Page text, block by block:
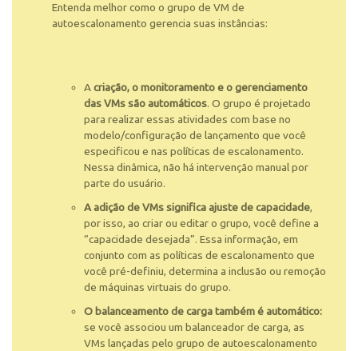
Entenda melhor como o grupo de VM de
autoescalonamento gerencia suas instâncias:
Acriação, o monitoramento e o gerenciamento
das VMs são automáticos. O grupo é projetado
para realizar essas atividades com base no
modelo/configuração de lançamento que você
especificou e nas políticas de escalonamento.
Nessa dinâmica, não há intervenção manual por
parte do usuário.
A adição de VMs significa ajuste de capacidade,
por isso, ao criar ou editar o grupo, você define a
“capacidade desejada”. Essa informação, em
conjunto com as políticas de escalonamento que
você pré-definiu, determina a inclusão ou remoção
de máquinas virtuais do grupo.
O balanceamento de carga também é automático:
se você associou um balanceador de carga, as
VMs lançadas pelo grupo de autoescalonamento